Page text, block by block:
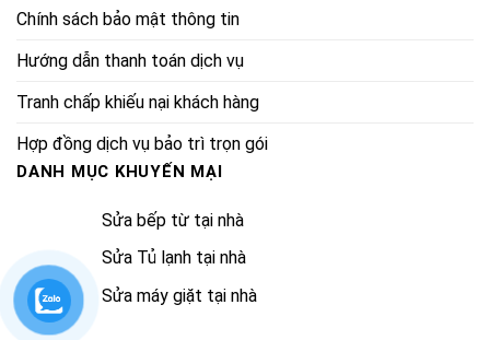
Chính sách bảo mật thông tin
Hướng dẫn thanh toán dịch vụ
Tranh chấp khiếu nại khách hàng
Hợp đồng dịch vụ bảo trì trọn gói
DANH MỤC KHUYẾN MẠI
Sửa bếp từ tại nhà
Sửa Tủ lạnh tại nhà
Sửa máy giặt tại nhà